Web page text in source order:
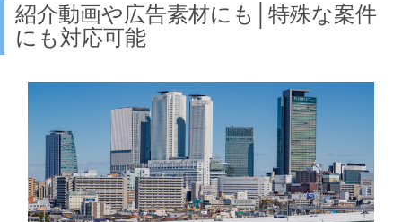
紹介動画や広告素材にも│特殊な案件
にも対応可能